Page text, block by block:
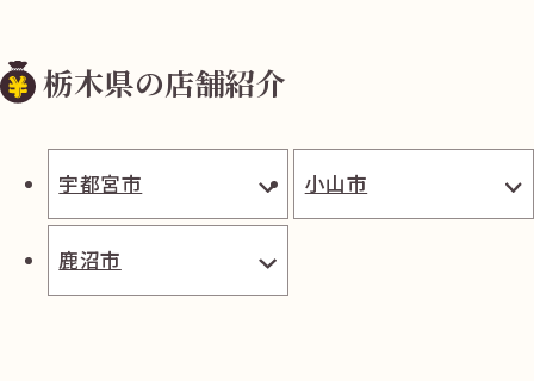
栃木県の店舗紹介
宇都宮市 小山市
鹿沼市